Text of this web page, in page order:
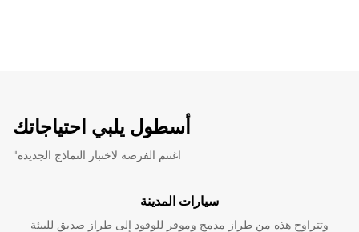
أسطول يلبي احتياجاتك
"اغتنم الفرصة لاختبار النماذج الجديدة
سيارات المدينة
وتتراوح هذه من طراز مدمج وموفر للوقود إلى طراز صديق للبيئة